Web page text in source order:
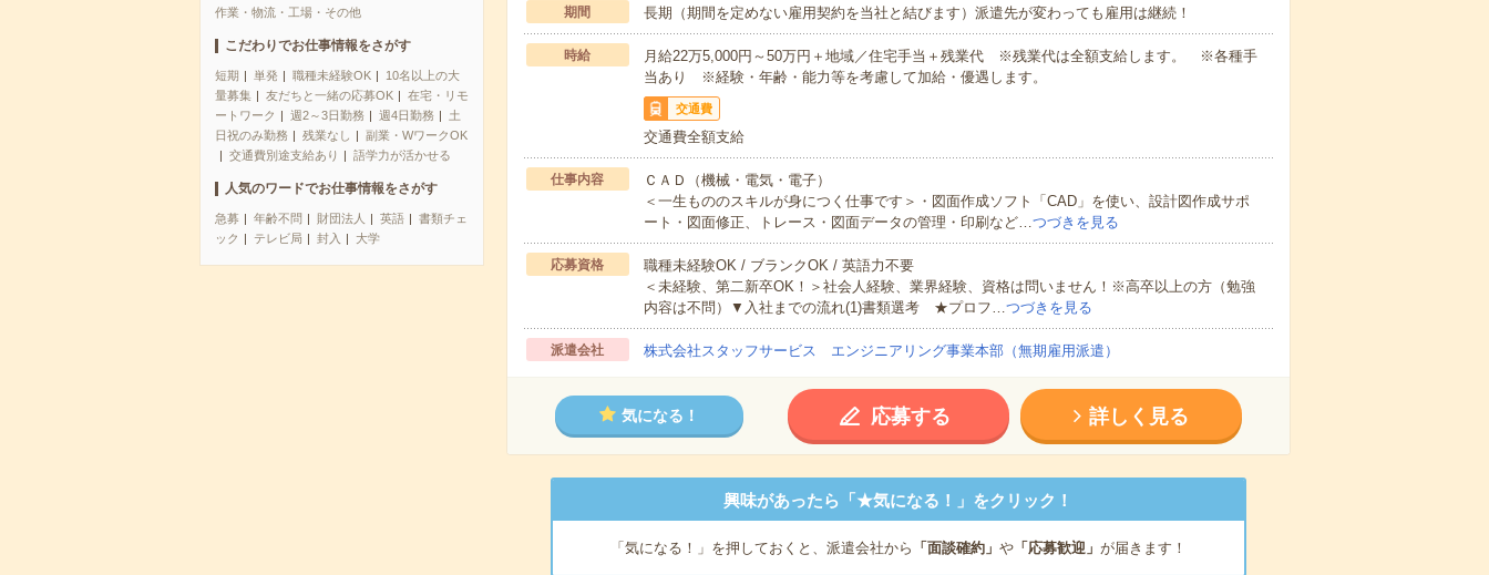
作業・物流・工場・その他
こだわりでお仕事情報をさがす
短期 単発 職種未経験OK
10名以上の大
量募集
友だちと一緒の応募OK
在宅・リモ
ートワーク
週2～3日勤務 週4日勤務
土
日祝のみ勤務
残業なし
副業・WワークOK
交通費別途支給あり
語学力が活かせる
人気のワードでお仕事情報をさがす
急募 年齢不問 財団法人 英語
書類チェ
ック
テレビ局 封入 大学
期間 長期（期間を定めない雇用契約を当社と結びます）派遣先が変わっても雇用は継続！
時給
月給22万5,000円～50万円＋地域／住宅手当＋残業代 ※残業代は全額支給します。 ※各種手
当あり ※経験・年齢・能力等を考慮して加給・優遇します。
交通費
交通費全額支給
仕事内容
ＣＡＤ（機械・電気・電子）
＜一生もののスキルが身につく仕事です＞・図面作成ソフト「CAD」を使い、設計図作成サポ
ート・図面修正、トレース・図面データの管理・印刷など…つづきを見る
応募資格
職種未経験OK / ブランクOK / 英語力不要
＜未経験、第二新卒OK！＞社会人経験、業界経験、資格は問いません！※高卒以上の方（勉強
内容は不問）▼入社までの流れ(1)書類選考 ★プロフ…つづきを見る
派遣会社 株式会社スタッフサービス エンジニアリング事業本部（無期雇用派遣）
気になる！ 応募する 詳しく見る
興味があったら「★気になる！」をクリック！
「気になる！」を押しておくと、派遣会社から 「面談確約」 や「応募歓迎」 が届きます！